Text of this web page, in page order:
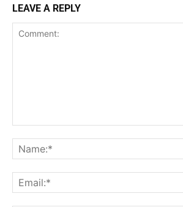
LEAVE A REPLY